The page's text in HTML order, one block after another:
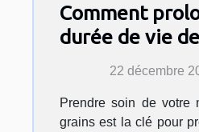
Comment
durée de vie
machine à café
22 décembre
Prendre soin de votre
grains est la clé pour